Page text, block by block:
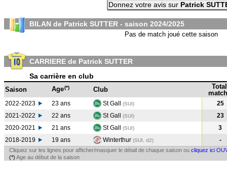
Donnez votre avis sur Patrick
BILAN de Patrick SUTTER - saison 2024/2025
Pas de match joué cette saison
CARRIERE de Patrick SUTTER
Sa carrière en club
Saison Age(*) Club
Total
2022-2023 23 ans St Gall (SUI)
25
2021-2022
22 ans St Gall (SUI)
23
2020-2021
21 ans St Gall (SUI)
3
2018-2019
19 ans Winterthur (SUI, d2) -
Cliquez sur les lignes pour afficher/masquer le détail de chaque saison ou cliquez ici
(*) Age au début de la saison